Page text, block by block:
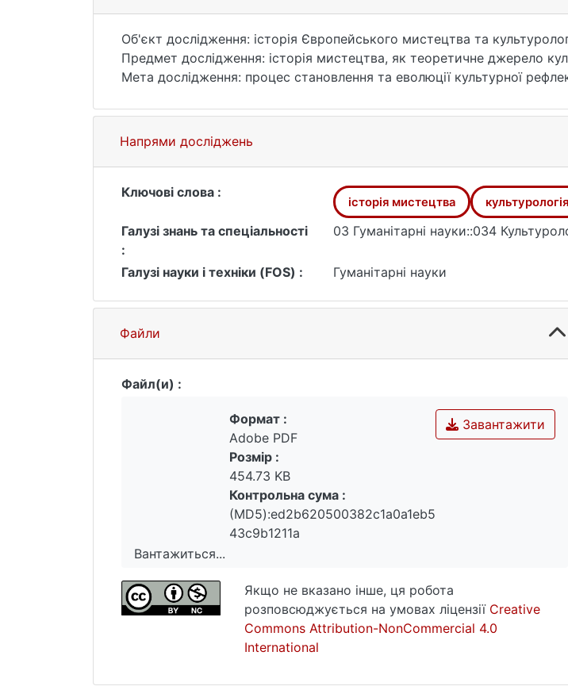
Об'єкт дослідження: історія Європейського мистецтва та
Предмет дослідження: історія мистецтва, як теоретичне джерело
Мета дослідження: процес становлення та еволюції культурної
• Проаналізувати історію мистецтва та її вплив на формування
• Вивчити основні концепції та теорії культурології, які виникали в
культурології як етап у розвитку культурної рефлексії.
• Проаналізувати вплив нових підходів та методів дослідження на
Напрями досліджень
Ключові слова :
історія мистецтва культурологія
Галузі знань та спеціальності
:
03 Гуманітарні науки::034
Галузі науки і техніки (FOS) : Гуманітарні науки
Файли
Файл(и) :
Вантажиться...
Вантажиться...
Завантажити
Формат :
Adobe PDF
Розмір :
454.73 KB
Контрольна сума :
(MD5):ed2b620500382c1a0a1eb5
43c9b1211a
Якщо не вказано інше, ця робота
розповсюджується на умовах ліцензії Creative
Commons Attribution-NonCommercial 4.0
International